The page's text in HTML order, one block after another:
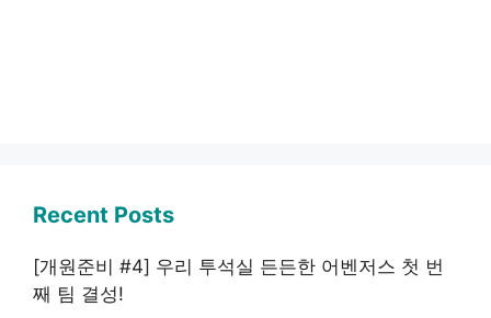
Recent Posts
[개원준비 #4] 우리 투석실 든든한 어벤저스 첫 번
째 팀 결성!